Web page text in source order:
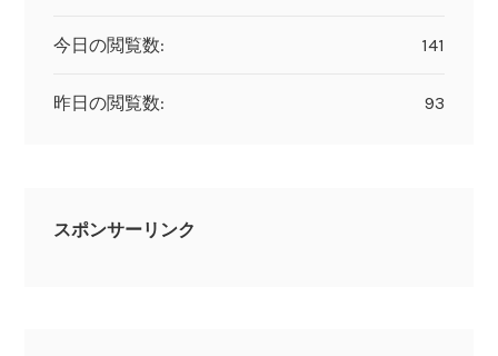
141
今日の閲覧数:
93
昨日の閲覧数:
スポンサーリンク